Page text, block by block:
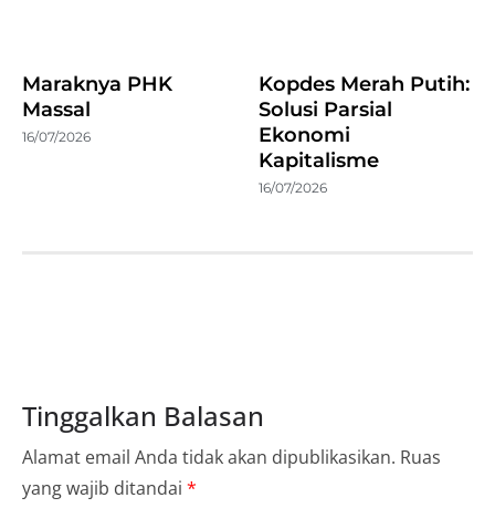
Maraknya PHK
Massal
16/07/2026
Kopdes Merah Putih:
Solusi Parsial
Ekonomi
Kapitalisme
16/07/2026
Tinggalkan Balasan
Alamat email Anda tidak akan dipublikasikan. Ruas
yang wajib ditandai *